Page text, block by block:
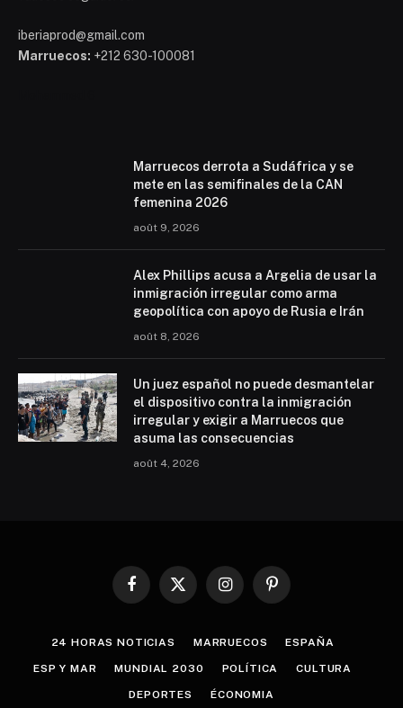
iberiaprod@gmail.com
Marruecos: +212 630-100081
Marruecos derrota a Sudáfrica y se
mete en las semifinales de la CAN
femenina 2026
août 9, 2026
Alex Phillips acusa a Argelia de usar la
inmigración irregular como arma
geopolítica con apoyo de Rusia e Irán
août 8, 2026
Un juez español no puede desmantelar
el dispositivo contra la inmigración
irregular y exigir a Marruecos que
asuma las consecuencias
août 4, 2026
Facebook
X
InstagramPinterest
24 HORAS NOTICIAS MARRUECOS ESPAÑA
ESP Y MAR MUNDIAL 2030 POLÍTICA CULTURA
DEPORTES ÉCONOMIA